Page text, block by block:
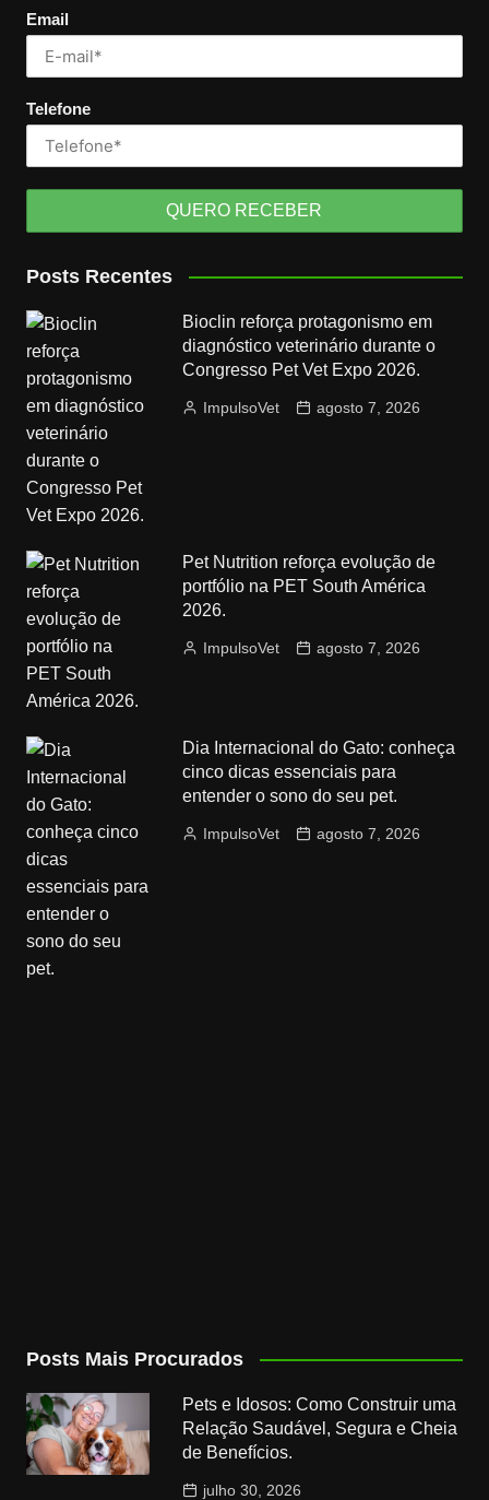
Email
Telefone
Posts Recentes
Bioclin reforça protagonismo em
diagnóstico veterinário durante o
Congresso Pet Vet Expo 2026.
ImpulsoVet agosto 7, 2026
Pet Nutrition reforça evolução de
portfólio na PET South América
2026.
ImpulsoVet agosto 7, 2026
Dia Internacional do Gato: conheça
cinco dicas essenciais para
entender o sono do seu pet.
ImpulsoVet agosto 7, 2026
Posts Mais Procurados
Pets e Idosos: Como Construir uma
Relação Saudável, Segura e Cheia
de Benefícios.
julho 30, 2026